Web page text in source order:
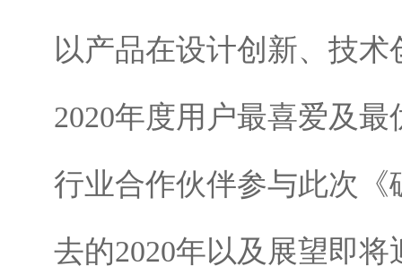
以产品在设计创新、技
2020年度用户最喜爱及
行业合作伙伴参与此次
去的2020年以及展望即将